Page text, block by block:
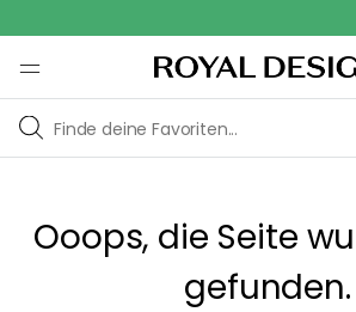
Ooops, die Seite
gefunden.